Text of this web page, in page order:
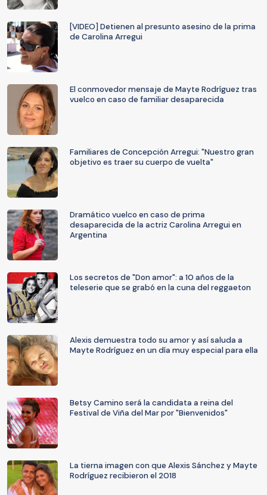
[VIDEO] Detienen al presunto asesino de la prima
de Carolina Arregui
El conmovedor mensaje de Mayte Rodríguez tras
vuelco en caso de familiar desaparecida
Familiares de Concepción Arregui: "Nuestro gran
objetivo es traer su cuerpo de vuelta"
Dramático vuelco en caso de prima
desaparecida de la actriz Carolina Arregui en
Argentina
Los secretos de "Don amor": a 10 años de la
teleserie que se grabó en la cuna del reggaeton
Alexis demuestra todo su amor y así saluda a
Mayte Rodríguez en un día muy especial para ella
Betsy Camino será la candidata a reina del
Festival de Viña del Mar por "Bienvenidos"
La tierna imagen con que Alexis Sánchez y Mayte
Rodríguez recibieron el 2018